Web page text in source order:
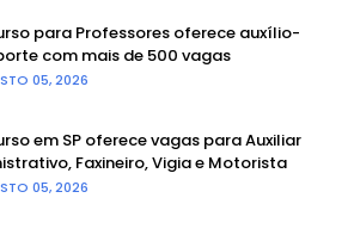
para Professores oferece auxílio-
com mais de 500 vagas
05, 2026
em SP oferece vagas para Auxiliar
Faxineiro, Vigia e Motorista
05, 2026